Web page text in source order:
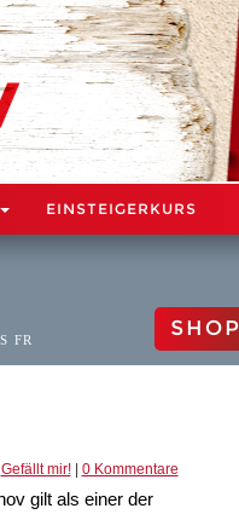
EINSTEIGERKURS
FR SHOP
Gefällt mir!| 0 Kommentare
gilt als einer der